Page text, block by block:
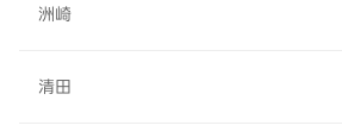
洲崎
清田